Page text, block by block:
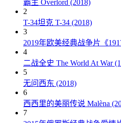
霸主 Overlord (2018)
2
T-34坦克 T-34 (2018)
3
2019年欧美经典战争片《
4
二战全史 The World At War
5
无问西东 (2018)
6
西西里的美丽传说 Malèna
7